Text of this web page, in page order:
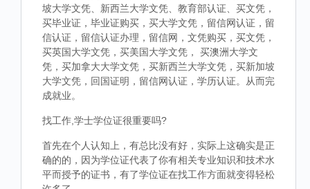
坡大学文凭、新西兰大学文凭、教育部认证、买文凭，
买毕业证，毕业证购买，买大学文凭，留信网认证，留
信认证，留信认证办理，留信网，文凭购买，买文凭，
买英国大学文凭，买美国大学文凭， 买澳洲大学文
凭，买加拿大大学文凭，买新西兰大学文凭，买新加坡
大学文凭，回国证明，留信网认证，学历认证。从而完
成就业。
找工作,学士学位证很重要吗?
首先在个人认知上，有总比没有好，实际上这确实是正
确的的，因为学位证代表了你有相关专业知识和技术水
平而授予的证书，有了学位证在找工作方面就变得轻松